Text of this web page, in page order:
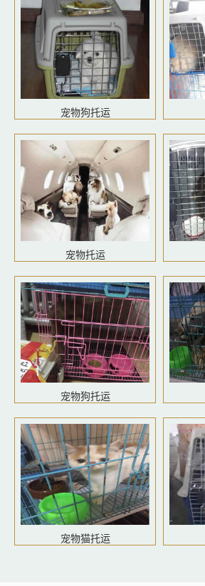
宠物狗托运
宠物托运
宠物狗托运
宠物猫托运